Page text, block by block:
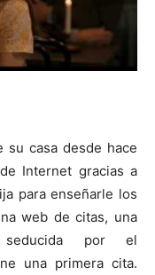
casa desde hace
Internet gracias a
para enseñarle los
web de citas, una
seducida por el
una primera cita.